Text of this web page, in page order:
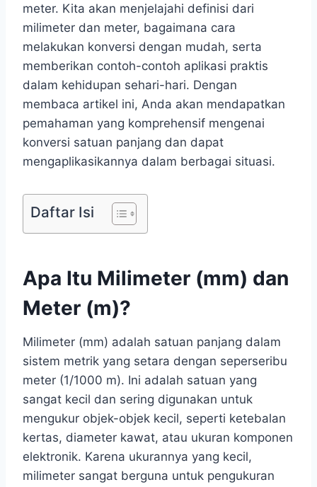
meter. Kita akan menjelajahi definisi dari
milimeter dan meter, bagaimana cara
melakukan konversi dengan mudah, serta
memberikan contoh-contoh aplikasi praktis
dalam kehidupan sehari-hari. Dengan
membaca artikel ini, Anda akan mendapatkan
pemahaman yang komprehensif mengenai
konversi satuan panjang dan dapat
mengaplikasikannya dalam berbagai situasi.
Daftar Isi
Apa Itu Milimeter (mm) dan
Meter (m)?
Milimeter (mm) adalah satuan panjang dalam
sistem metrik yang setara dengan seperseribu
meter (1/1000 m). Ini adalah satuan yang
sangat kecil dan sering digunakan untuk
mengukur objek-objek kecil, seperti ketebalan
kertas, diameter kawat, atau ukuran komponen
elektronik. Karena ukurannya yang kecil,
milimeter sangat berguna untuk pengukuran